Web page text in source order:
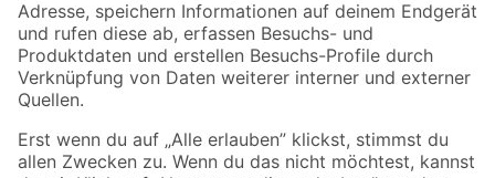
Sicher einkaufen
Jetzt die toom-App herunterladen